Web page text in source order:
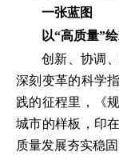
一张蓝图
以“高质量”
创新、协调
深刻变革的科学
践的征程里，《
城市的样板，印
质量发展夯实稳固